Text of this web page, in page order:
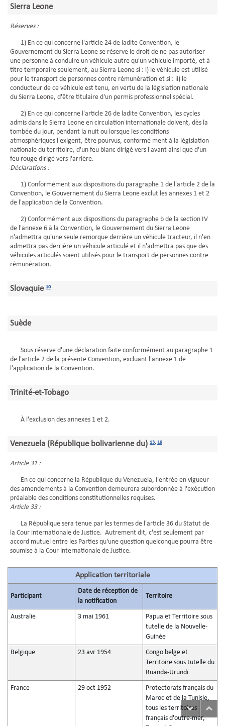
Sierra Leone
Réserves :
1) En ce qui concerne l'article 24 de ladite Convention, le
Gouvernement du Sierra Leone se réserve le droit de ne pas autoriser
une personne à conduire un véhicule autre qu'un véhicule importé, et à
titre temporaire seulement, au Sierra Leone si : i) le véhicule est utilisé
pour le transport de personnes contre rémunération et si : ii) le
conducteur de ce véhicule est tenu, en vertu de la législation nationale
du Sierra Leone, d'être titulaire d'un permis professionnel spécial.
2) En ce qui concerne l'article 26 de ladite Convention, les cycles
admis dans le Sierra Leone en circulation internationale doivent, dès la
tombée du jour, pendant la nuit ou lorsque les conditions
atmosphériques l'exigent, être pourvus, conformé ment à la législation
nationale du territoire, d'un feu blanc dirigé vers l'avant ainsi que d'un
feu rouge dirigé vers l'arrière.
Déclarations :
1) Conformément aux dispositions du paragraphe 1 de l'article 2 de la
Convention, le Gouvernement du Sierra Leone exclut les annexes 1 et 2
de l'application de la Convention.
2) Conformément aux dispositions du paragraphe b de la section IV
de l'annexe 6 à la Convention, le Gouvernement du Sierra Leone
n'admettra qu'une seule remorque derrière un véhicule tracteur, il n'en
admettra pas derrière un véhicule articulé et il n'admettra pas que des
véhicules articulés soient utilisés pour le transport de personnes contre
rémunération.
Slovaquie 10
Suède
Sous réserve d'une déclaration faite conformément au paragraphe 1
de l'article 2 de la présente Convention, excluant l'annexe 1 de
l'application de la Convention.
Trinité-et-Tobago
À l'exclusion des annexes 1 et 2.
Venezuela (République bolivarienne du) 13,19
Article 31 :
En ce qui concerne la République du Venezuela, l'entrée en vigueur
des amendements à la Convention demeurera subordonnée à l'exécution
préalable des conditions constitutionnelles requises.
Article 33 :
La République sera tenue par les termes de l'article 36 du Statut de
la Cour internationale de Justice. Autrement dit, c'est seulement par
accord mutuel entre les Parties qu'une question quelconque pourra être
soumise à la Cour internationale de Justice.
Application territoriale
Participant
Date de réception de
la notification
Territoire
Australie 3 mai 1961
Papua et Territoire sous
tutelle de la Nouvelle-
Guinée
Belgique 23 avr 1954
Congo belge et
Territoire sous tutelle du
Ruanda-Urundi
France 29 oct 1952
Protectorats français du
Maroc et de la Tunisie,
tous les territoires
français d'outre-mer,